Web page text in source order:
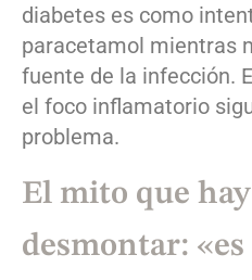
diabetes es como
paracetamol mientras
fuente de la infección.
el foco inflamatorio
problema.
El mito que
desmontar: